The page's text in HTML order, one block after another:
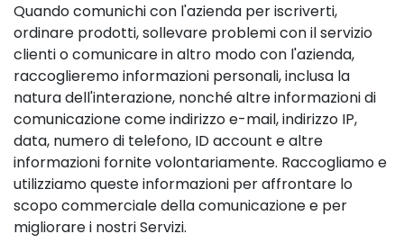
Quando comunichi con l'azienda per iscriverti,
ordinare prodotti, sollevare problemi con il servizio
clienti o comunicare in altro modo con l'azienda,
raccoglieremo informazioni personali, inclusa la
natura dell'interazione, nonché altre informazioni di
comunicazione come indirizzo e-mail, indirizzo IP,
data, numero di telefono, ID account e altre
informazioni fornite volontariamente. Raccogliamo e
utilizziamo queste informazioni per affrontare lo
scopo commerciale della comunicazione e per
migliorare i nostri Servizi.